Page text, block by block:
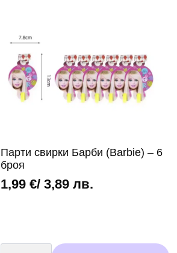
Парти свирки Барби (Barbie) – 6
броя
1,99 €/ 3,89 лв.
количество